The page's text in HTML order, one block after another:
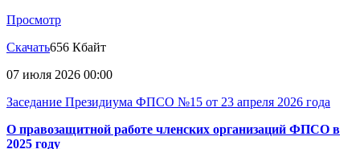
Просмотр
Скачать656 Кбайт
07 июля 2026 00:00
Заседание Президиума ФПСО №15 от 23 апреля 2026 года
О правозащитной работе членских организаций ФПСО в
2025 году